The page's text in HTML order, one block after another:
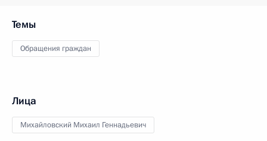
Темы
Обращения граждан
Лица
Михайловский Михаил Геннадьевич